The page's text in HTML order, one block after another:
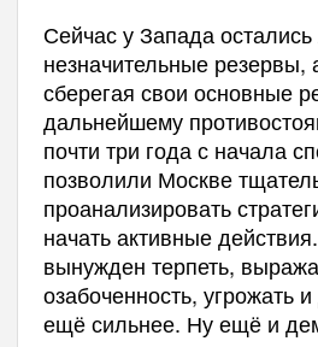
Сейчас у Запада
незначительные резервы,
сберегая свои основные
дальнейшему
почти три года с начала
позволили Москве
проанализировать
начать активные
вынужден терпеть,
озабоченность, угрожать
ещё сильнее. Ну ещё и